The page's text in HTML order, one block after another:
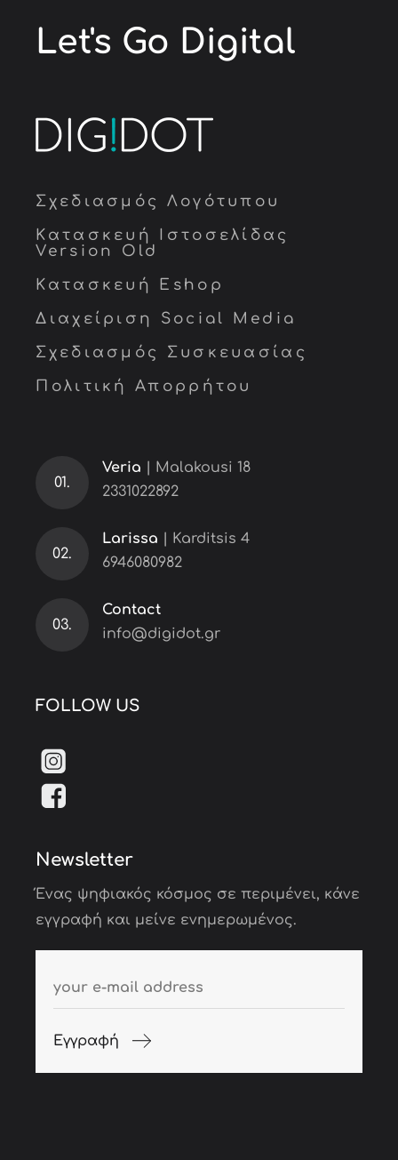
Let's Go Digital
Σχεδιασμός Λογότυπου
Κατασκευή Ιστοσελίδας
Version Old
Κατασκευή Eshop
Διαχείριση Social Media
Σχεδιασμός Συσκευασίας
Πολιτική Απορρήτου
01.
Veria | Malakousi 18
2331022892
02.
Larissa | Karditsis 4
6946080982
03.
Contact
info@digidot.gr
FOLLOW US
Newsletter
Ένας ψηφιακός κόσμος σε περιμένει, κάνε
εγγραφή και μείνε ενημερωμένος.
Εγγραφή